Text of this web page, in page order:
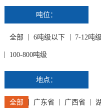
吨位：
全部 6吨级以下 7-12吨级
100-800吨级
地点：
全部 广东省 广西省